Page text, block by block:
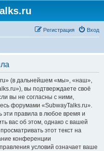
Вход
Регистрация
(в дальнейшем «мы», «наш»,
вы подтверждаете своё
вы не согласны с ними,
форумами «SubwayTalks.ru».
эти правила в любое время и
вас об этом, однако с вашей
этот текст на
конференции
условий означает ваше